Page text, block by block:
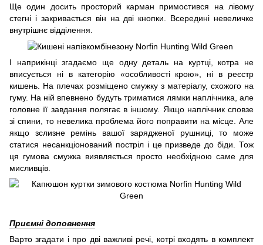
Ще один досить просторий карман примостився на лівому
стегні і закривається він на дві кнопки. Всередині невеличке
внутрішнє відділення.
І наприкінці згадаємо ще одну деталь на куртці, котра не
вписується ні в категорію «особливості крою», ні в реєстр
кишень. На плечах розміщено смужку з матеріалу, схожого на
гуму. На ній впевнено будуть триматися лямки наплічника, але
головне її завдання полягає в іншому. Якщо наплічник сповзе
зі спини, то невелика проблема його поправити на місце. Але
якщо зслизне ремінь вашої зарядженої рушниці, то може
статися несанкціонований постріл і це призведе до біди. Тож
ця гумова смужка виявляється просто необхідною саме для
мисливців.
Приємні доповнення
Варто згадати і про дві важливі речі, котрі входять в комплект